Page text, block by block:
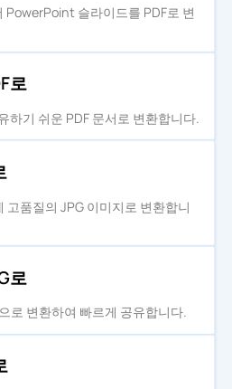
PowerPoint 슬라이드를 PDF로 변
로
하기 쉬운 PDF 문서로 변환합니다.
고품질의 JPG 이미지로 변환합니
로
로 변환하여 빠르게 공유합니다.